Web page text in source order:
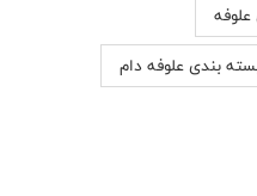
بندی علوفه دام